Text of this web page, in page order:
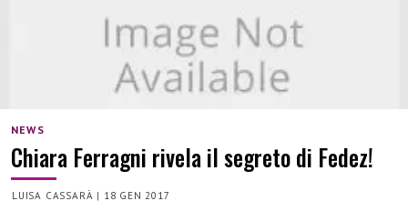
NEWS
Chiara Ferragni rivela il segreto di Fedez!
LUISA CASSARÀ | 18 GEN 2017